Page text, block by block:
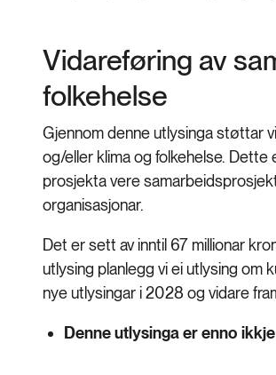
Vidareføring av
folkehelse
Gjennom denne utlysinga støttar
og/eller klima og folkehelse.
prosjekta vere
organisasjonar.
Det er sett av inntil 67 millionar
utlysing planlegg vi ei utlysing
nye utlysingar i 2028 og vidare
Denne utlysinga er enno